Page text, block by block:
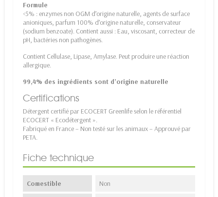
Formule
<5% : enzymes non OGM d’origine naturelle, agents de surface
anioniques, parfum 100% d’origine naturelle, conservateur
(sodium benzoate). Contient aussi : Eau, viscosant, correcteur de
pH, bactéries non pathogènes.
Contient Cellulase, Lipase, Amylase. Peut produire une réaction
allergique.
99,4% des ingrédients sont d’origine naturelle
Certifications
Détergent certifié par ECOCERT Greenlife selon le référentiel
ECOCERT « Ecodétergent ».
Fabriqué en France – Non testé sur les animaux – Approuvé par
PETA.
Fiche technique
Comestible Non